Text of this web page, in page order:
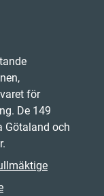
för
De 149
Götaland och